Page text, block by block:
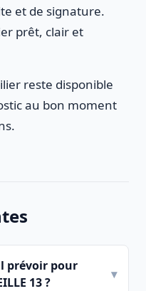
et de signature.
prêt, clair et
reste disponible
au bon moment
prévoir pour
13 ?
▾